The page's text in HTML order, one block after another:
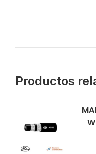
Productos